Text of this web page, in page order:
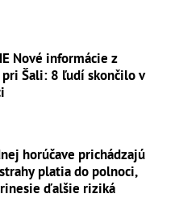
Nové informácie z
pri Šali: 8 ľudí skončilo v
horúčave prichádzajú
platia do polnoci,
ďalšie riziká